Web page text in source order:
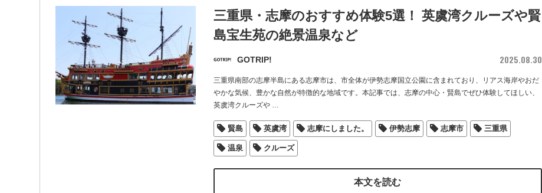
三重県・志摩のおすすめ体験5選！ 英虞湾クルーズや賢
島宝生苑の絶景温泉など
GOTRIP! 2025.08.30
三重県南部の志摩半島にある志摩市は、市全体が伊勢志摩国立公園に含まれており、リアス海岸やおだ
やかな気候、豊かな自然が特徴的な地域です。本記事では、志摩の中心・賢島でぜひ体験してほしい、
英虞湾クルーズや…
賢島 英虞湾 志摩にしました。 伊勢志摩 志摩市 三重県
温泉 クルーズ
本文を読む